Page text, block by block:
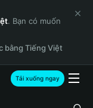
. Bạn có muốn
bằng Tiếng Việt
Tải xuống ngay